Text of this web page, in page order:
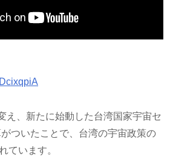
え、新たに始動した台湾国家宇宙セ
ついたことで、台湾の宇宙政策の
ています。